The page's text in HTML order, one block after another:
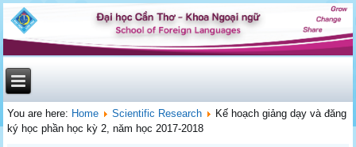
You are here: Home Scientific Research
Kế hoạch giảng dạy và đăng
ký học phần học kỳ 2, năm học 2017-2018